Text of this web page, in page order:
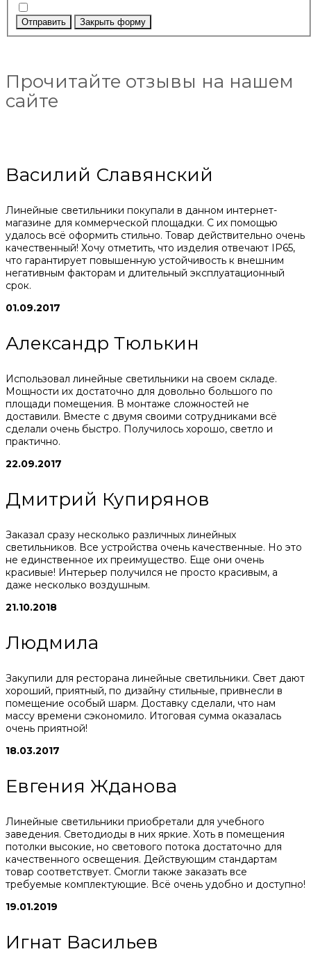
Отправить Закрыть форму
Прочитайте отзывы на нашем
сайте
Василий Славянский
Линейные светильники покупали в данном интернет-
магазине для коммерческой площадки. С их помощью
удалось всё оформить стильно. Товар действительно очень
качественный! Хочу отметить, что изделия отвечают IP65,
что гарантирует повышенную устойчивость к внешним
негативным факторам и длительный эксплуатационный
срок.
01.09.2017
Александр Тюлькин
Использовал линейные светильники на своем складе.
Мощности их достаточно для довольно большого по
площади помещения. В монтаже сложностей не
доставили. Вместе с двумя своими сотрудниками всё
сделали очень быстро. Получилось хорошо, светло и
практично.
22.09.2017
Дмитрий Купирянов
Заказал сразу несколько различных линейных
светильников. Все устройства очень качественные. Но это
не единственное их преимущество. Еще они очень
красивые! Интерьер получился не просто красивым, а
даже несколько воздушным.
21.10.2018
Людмила
Закупили для ресторана линейные светильники. Свет дают
хороший, приятный, по дизайну стильные, привнесли в
помещение особый шарм. Доставку сделали, что нам
массу времени сэкономило. Итоговая сумма оказалась
очень приятной!
18.03.2017
Евгения Жданова
Линейные светильники приобретали для учебного
заведения. Светодиоды в них яркие. Хоть в помещения
потолки высокие, но светового потока достаточно для
качественного освещения. Действующим стандартам
товар соответствует. Смогли также заказать все
требуемые комплектующие. Всё очень удобно и доступно!
19.01.2019
Игнат Васильев